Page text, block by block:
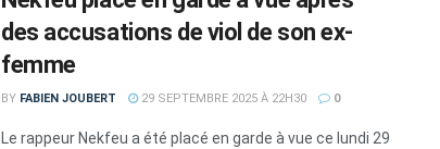
des accusations de viol de son ex-
femme
BY FABIEN JOUBERT 29 SEPTEMBRE 2025 À 22H30 0
Le rappeur Nekfeu a été placé en garde à vue ce lundi 29